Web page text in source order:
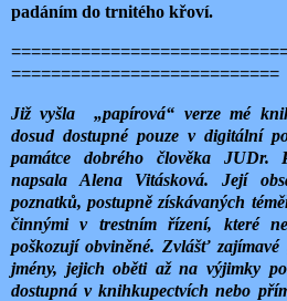
padáním do trnitého křoví.
===========================
Již vyšla
„papírová“ verze mé
dosud dostupné pouze v digitální
památce dobrého člověka JUDr.
napsala Alena Vitásková. Její
poznatků, postupně získávaných
činnými v trestním řízení, které
poškozují obviněné. Zvlášť
jmény, jejich oběti až na výjimky
dostupná v knihkupectvích nebo